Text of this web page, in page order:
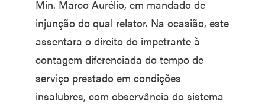
Min. Marco Aurélio, em mandado de
injunção do qual relator. Na ocasião, este
assentara o direito do impetrante à
contagem diferenciada do tempo de
serviço prestado em condições
insalubres, com observância do sistema